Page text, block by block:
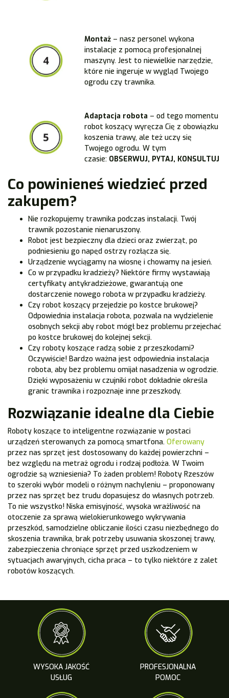
Montaż – nasz personel wykona
instalacje z pomocą profesjonalnej
maszyny. Jest to niewielkie narzędzie,
które nie ingeruje w wygląd Twojego
ogrodu czy trawnika.
Adaptacja robota – od tego momentu
robot koszący wyręcza Cię z obowiązku
koszenia trawy, ale też uczy się
Twojego ogrodu. W tym
czasie: OBSERWUJ, PYTAJ, KONSULTUJ
Co powinieneś wiedzieć przed
zakupem?
Nie rozkopujemy trawnika podczas instalacji. Twój
trawnik pozostanie nienaruszony.
Robot jest bezpieczny dla dzieci oraz zwierząt, po
podniesieniu go napęd ostrzy rozłącza się.
Urządzenie wyciągamy na wiosnę i chowamy na jesień.
Co w przypadku kradzieży? Niektóre firmy wystawiają
certyfikaty antykradzieżowe, gwarantują one
dostarczenie nowego robota w przypadku kradzieży.
Czy robot koszący przejedzie po kostce brukowej?
Odpowiednia instalacja robota, pozwala na wydzielenie
osobnych sekcji aby robot mógł bez problemu przejechać
po kostce brukowej do kolejnej sekcji.
Czy roboty koszące radzą sobie z przeszkodami?
Oczywiście! Bardzo ważna jest odpowiednia instalacja
robota, aby bez problemu omijał nasadzenia w ogrodzie.
Dzięki wyposażeniu w czujniki robot dokładnie określa
granic trawnika i rozpoznaje inne przeszkody.
Rozwiązanie idealne dla Ciebie
Roboty koszące to inteligentne rozwiązanie w postaci
urządzeń sterowanych za pomocą smartfona. Oferowany
przez nas sprzęt jest dostosowany do każdej powierzchni –
bez względu na metraż ogrodu i rodzaj podłoża. W Twoim
ogrodzie są wzniesienia? To żaden problem! Roboty Rzeszów
to szeroki wybór modeli o różnym nachyleniu – proponowany
przez nas sprzęt bez trudu dopasujesz do własnych potrzeb.
To nie wszystko! Niska emisyjność, wysoka wrażliwość na
otoczenie za sprawą wielokierunkowego wykrywania
przeszkód, samodzielne obliczanie ilości czasu niezbędnego do
skoszenia trawnika, brak potrzeby usuwania skoszonej trawy,
zabezpieczenia chroniące sprzęt przed uszkodzeniem w
sytuacjach awaryjnych, cicha praca – to tylko niektóre z zalet
robotów koszących.
WYSOKA JAKOŚĆ
USŁUG
PROFESJONALNA
POMOC